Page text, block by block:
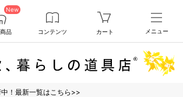
New
品 コンテンツ カート メニュー
！最新一覧はこちら>>